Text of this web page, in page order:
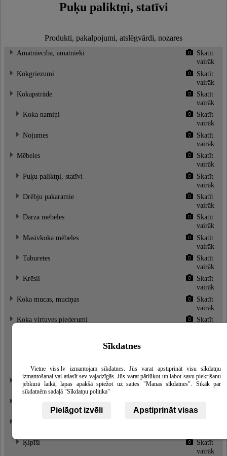
Puķu paliktņi, statīvi
Produkti, pakalpojumi, atslēgvārdi, nozares
Amatniecība, amatnieki
Skatīt
vairāk
Kokgriezumi
Skatīt
vairāk
Kokapstrāde
Skatīt
vairāk
Koka namiņi
Skatīt
vairāk
Nojumes
Skatīt
vairāk
Mēbeles
Skatīt
vairāk
Puķu paliktņi, statīvi
Skatīt
vairāk
Drēbju pakaramie
Skatīt
vairāk
Dārza mēbeles
Skatīt
vairāk
Masīvkoka mēbeles
Skatīt
vairāk
Taburetes
Skatīt
vairāk
Krēsli
Skatīt
vairāk
Koka mucas, muciņas
Skatīt
vairāk
Koka virtuves piederumi
Skatīt
vairāk
Kubli, baļļas, izgatavošana
Skatīt
vairāk
vairāk
Ķipīši
Skatīt
vairāk
Sīkdatnes
Vietne viss.lv izmantojam sīkdatnes. Jūs varat apstiprināt visu sīkdatņu
izmantošanai vai atlasīt sev vajadzīgās. Jūs varat pārlūkot un labot savu piekrišanu
jebkurā laikā, lapas apakšā spiežot uz saites "Manas sīkdatnes". Sīkāk par
sīkdatnēm sadaļā "Sīkdatņu politika"
Pielāgot izvēli Apstiprināt visas